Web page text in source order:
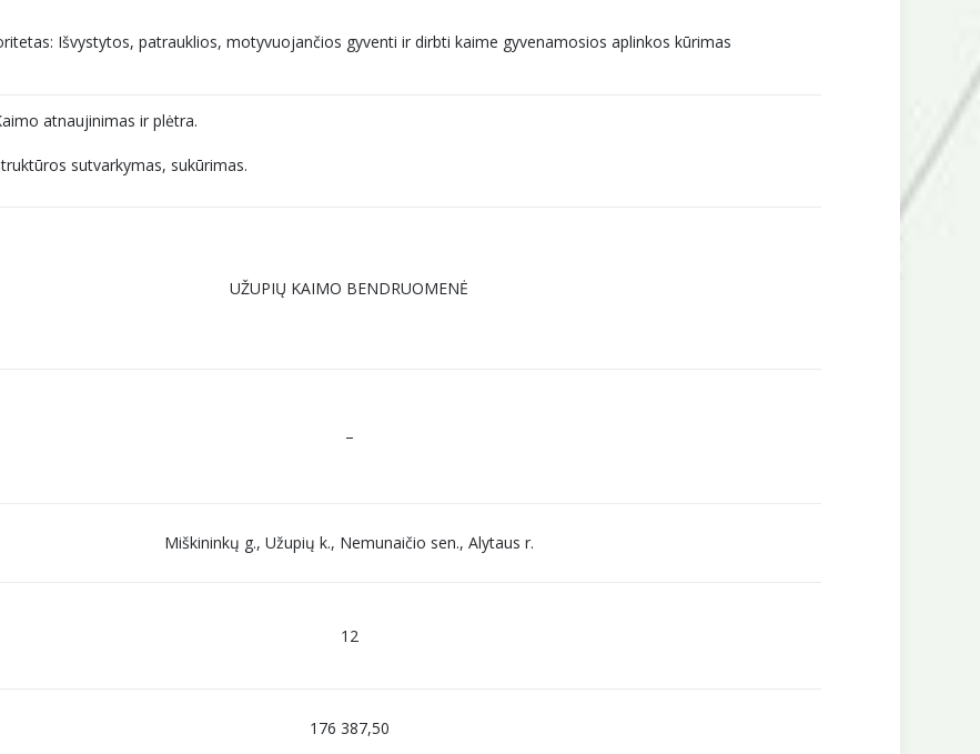
Išvystytos, patrauklios, motyvuojančios gyventi ir dirbti kaime gyvenamosios aplinkos kūrimas
atnaujinimas ir plėtra.
sutvarkymas, sukūrimas.
UŽUPIŲ KAIMO BENDRUOMENĖ
–
Miškininkų g., Užupių k., Nemunaičio sen., Alytaus r.
12
176 387,50